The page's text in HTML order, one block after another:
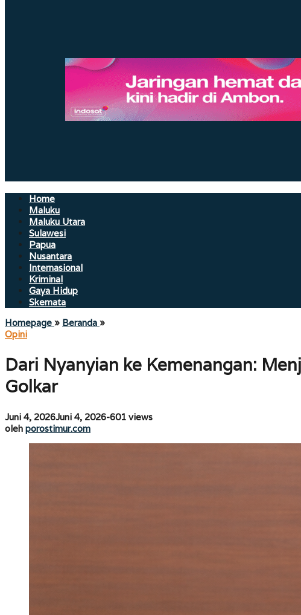
Home
Maluku
Maluku Utara
Sulawesi
Papua
Nusantara
Internasional
Kriminal
Gaya Hidup
Skemata
Homepage » Beranda »Dari
Kemenangan:
Menjaga
Bahlil
Opini
Dari Nyanyian ke Kemenangan:
Golkar
Juni 4, 2026Juni 4, 2026oleh
-601 views
oleh porostimur.com